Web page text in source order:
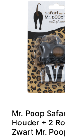
Mr. Poop
Houder + 2
Zwart Mr.